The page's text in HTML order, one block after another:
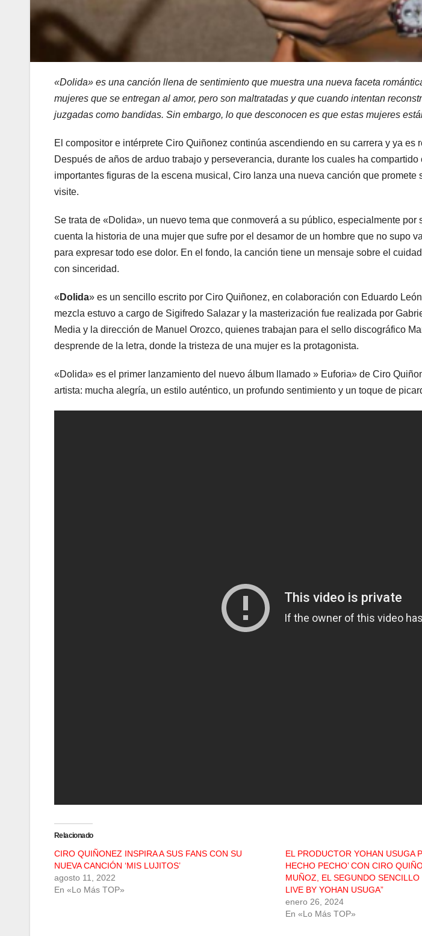
«Dolida» es una canción llena de sentimiento que muestra una nueva faceta
mujeres que se entregan al amor, pero son maltratadas y que cuando intentan
juzgadas como bandidas. Sin embargo, lo que desconocen es que estas mujeres
El compositor e intérprete Ciro Quiñonez continúa ascendiendo en su carrera y ya
Después de años de arduo trabajo y perseverancia, durante los cuales ha
importantes figuras de la escena musical, Ciro lanza una nueva canción que
visite.
Se trata de «Dolida», un nuevo tema que conmoverá a su público, especialmente
cuenta la historia de una mujer que sufre por el desamor de un hombre que no supo
para expresar todo ese dolor. En el fondo, la canción tiene un mensaje sobre el
con sinceridad.
« Dolida» es un sencillo escrito por Ciro Quiñonez, en colaboración con Eduardo
mezcla estuvo a cargo de Sigifredo Salazar y la masterización fue realizada por
Media y la dirección de Manuel Orozco, quienes trabajan para el sello discográfico
desprende de la letra, donde la tristeza de una mujer es la protagonista.
«Dolida» es el primer lanzamiento del nuevo álbum llamado » Euforia» de Ciro
artista: mucha alegría, un estilo auténtico, un profundo sentimiento y un toque de
Relacionado
CIRO QUIÑONEZ INSPIRA A SUS FANS CON SU
NUEVA CANCIÓN ‘MIS LUJITOS’
agosto 11, 2022
En «Lo Más TOP»
EL PRODUCTOR YOHAN USUGA
HECHO PECHO’ CON CIRO
MUÑOZ, EL SEGUNDO SENCILLO
LIVE BY YOHAN USUGA”
enero 26, 2024
En «Lo Más TOP»